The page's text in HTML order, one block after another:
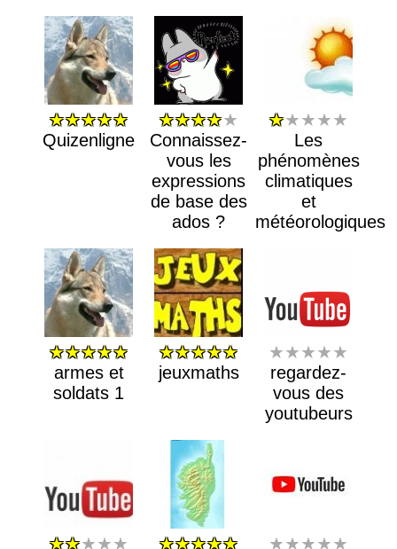
★★★★★
Quizenligne
★★★★★
Connaissez-
vous les
expressions
de base des
ados ?
★★★★★
Les
phénomènes
climatiques
et
météorologiques
★★★★★
armes et
soldats 1
★★★★★
jeuxmaths
★★★★★
regardez-
vous des
youtubeurs
★★★★★
★★★★★
★★★★★